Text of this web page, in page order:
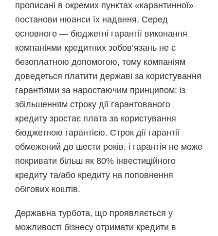
прописані в окремих пунктах «карантинної»
постанови нюанси їх надання. Серед
основного — бюджетні гарантії виконання
компаніями кредитних зобов’язань не є
безоплатною допомогою, тому компаніям
доведеться платити державі за користування
гарантіями за наростаючим принципом: із
збільшенням строку дії гарантованого
кредиту зростає плата за користування
бюджетною гарантією. Строк дії гарантії
обмежений до шести років, і гарантія не може
покривати більш як 80% інвестиційного
кредиту та/або кредиту на поповнення
обігових коштів.
Державна турбота, що проявляється у
можливості бізнесу отримати кредити в